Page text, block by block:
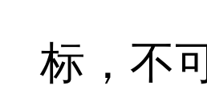
标，不